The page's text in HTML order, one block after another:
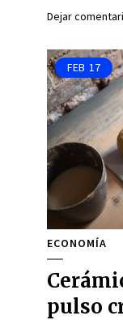
Dejar
FEB 17
ECONOMÍA
pulso